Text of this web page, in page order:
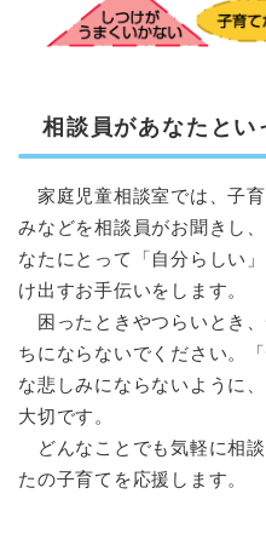
相談員があなたとい
家庭児童相談室では、子
みなどを相談員がお聞きし
なたにとって「自分らしい
け出すお手伝いをします。
困ったときやつらいとき
ちにならないでください。
な悲しみにならないように
大切です。
どんなことでも気軽に相
たの子育てを応援します。